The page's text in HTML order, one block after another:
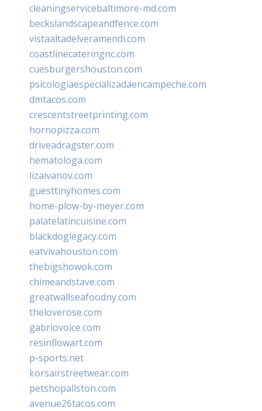
cleaningservicebaltimore-md.com
beckslandscapeandfence.com
vistaaltadelveramendi.com
coastlinecateringnc.com
cuesburgershouston.com
psicologiaespecializadaencampeche.com
dmtacos.com
crescentstreetprinting.com
hornopizza.com
driveadragster.com
hematologa.com
lizaivanov.com
guesttinyhomes.com
home-plow-by-meyer.com
palatelatincuisine.com
blackdoglegacy.com
eatvivahouston.com
thebigshowok.com
chimeandstave.com
greatwallseafoodny.com
theloverose.com
gabriovoice.com
resinflowart.com
p-sports.net
korsairstreetwear.com
petshopallston.com
avenue26tacos.com